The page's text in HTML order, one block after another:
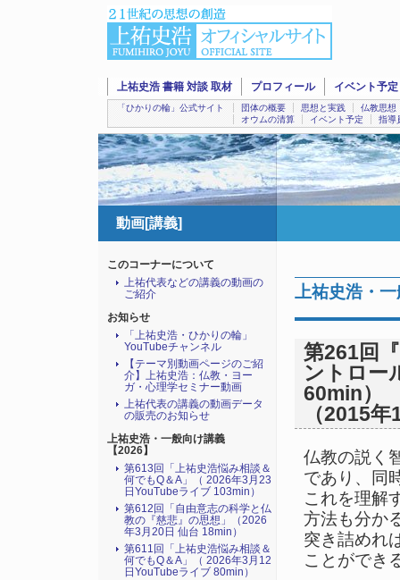
上祐史浩 書籍 対談 取材 プロフィール イベント予定
「ひかりの輪」公式サイト 団体の概要 思想と実践
仏教思想
オウムの清算
イベント予定 指導
動画[講義]
上祐史浩・
第261回
ントロー
60min）
（2015
仏教の説く
であり、同
これを理解
方法も分か
突き詰めれ
ことができ
このコーナーについて
上祐代表などの講義の動画の
ご紹介
お知らせ
「上祐史浩・ひかりの輪」
YouTubeチャンネル
【テーマ別動画ページのご紹
介】上祐史浩：仏教・ヨー
ガ・心理学セミナー動画
上祐代表の講義の動画データ
の販売のお知らせ
上祐史浩・一般向け講義
【2026】
第613回「上祐史浩悩み相談＆
何でもQ＆A」（ 2026年3月23
日YouTubeライブ 103min）
第612回「自由意志の科学と仏
教の『慈悲』の思想」（2026
年3月20日 仙台 18min）
第611回「上祐史浩悩み相談＆
何でもQ＆A」（ 2026年3月12
日YouTubeライブ 80min）